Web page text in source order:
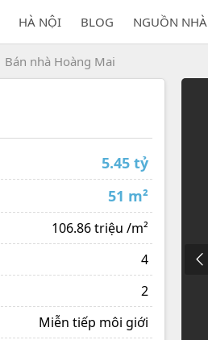
HÀ NỘI BLOG NGUỒN NHÀ
Bán nhà Hoàng Mai
5.45 tỷ
51 m²
106.86 triệu /m²
4
2
Miễn tiếp môi giới